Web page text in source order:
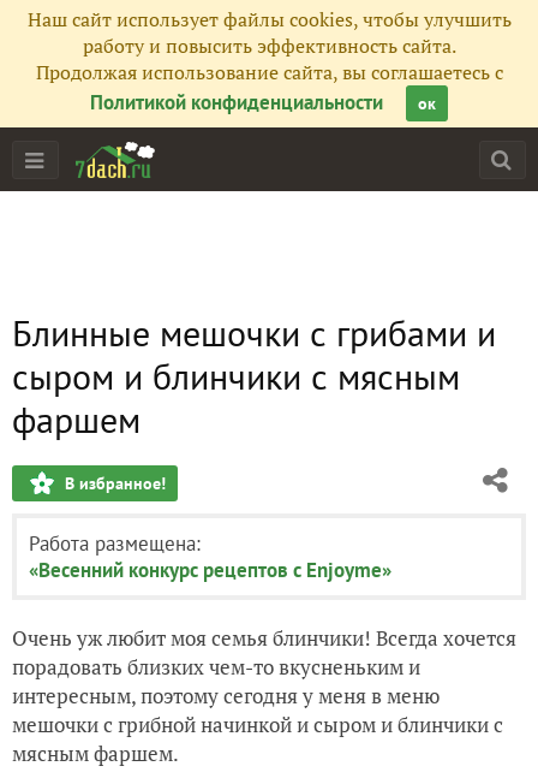
Наш сайт использует файлы cookies, чтобы улучшить
работу и повысить эффективность сайта.
Продолжая использование сайта, вы соглашаетесь с
Политикой конфиденциальности
ок
Блинные мешочки с грибами и
сыром и блинчики с мясным
фаршем
В избранное!
Работа размещена:
«Весенний конкурс рецептов с Enjoyme»
Очень уж любит моя семья блинчики! Всегда хочется
порадовать близких чем-то вкусненьким и
интересным, поэтому сегодня у меня в меню
мешочки с грибной начинкой и сыром и блинчики с
мясным фаршем.